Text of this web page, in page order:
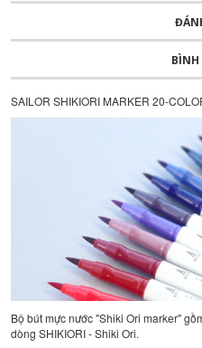
BÌNH
SAILOR SHIKIORI MARKER 20-
Bộ bút mực nước "Shiki Ori marker"
dòng SHIKIORI - Shiki Ori.